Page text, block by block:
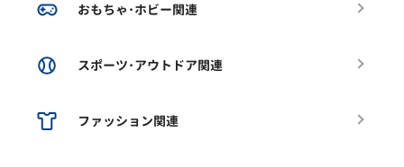
おもちゃ･ホビー関連
スポーツ･アウトドア関連
ファッション関連